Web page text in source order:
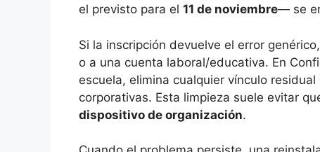
el previsto para el 11 de noviembre— se
Si la inscripción devuelve el error
o a una cuenta laboral/educativa. En
escuela, elimina cualquier vínculo
corporativas. Esta limpieza suele evitar
dispositivo de organización.